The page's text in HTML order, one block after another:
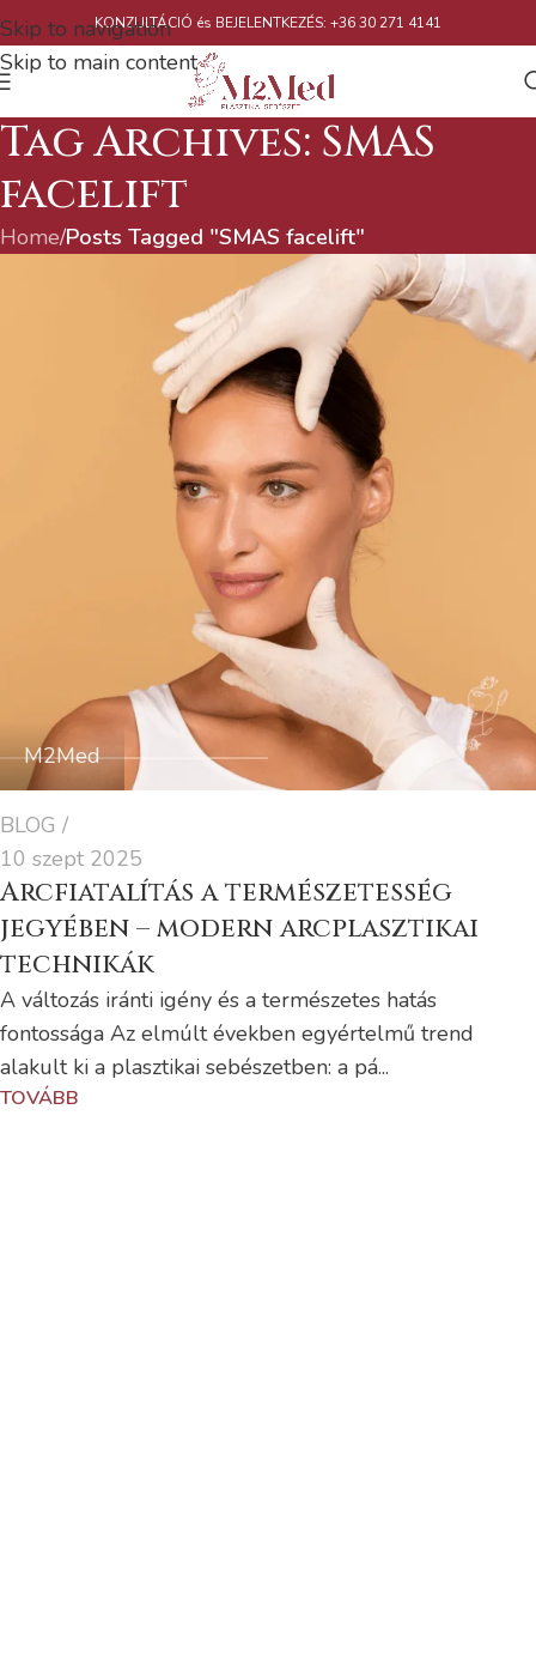
Skip to navigation
Skip to main content
KONZULTÁCIÓ és BEJELENTKEZÉS: +36 30 271 4141
Tag Archives: SMAS
facelift
Home/Posts Tagged "SMAS facelift"
M2Med
BLOG
10 szept 2025
Arcfiatalítás a természetesség
jegyében – modern arcplasztikai
technikák
A változás iránti igény és a természetes hatás
fontossága Az elmúlt években egyértelmű trend
alakult ki a plasztikai sebészetben: a pá...
TOVÁBB